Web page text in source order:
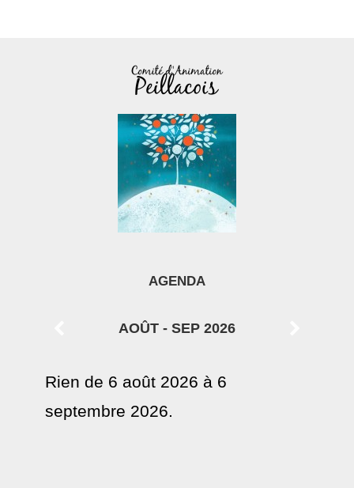
AGENDA
AOÛT - SEP 2026
Rien de 6 août 2026 à 6
septembre 2026.